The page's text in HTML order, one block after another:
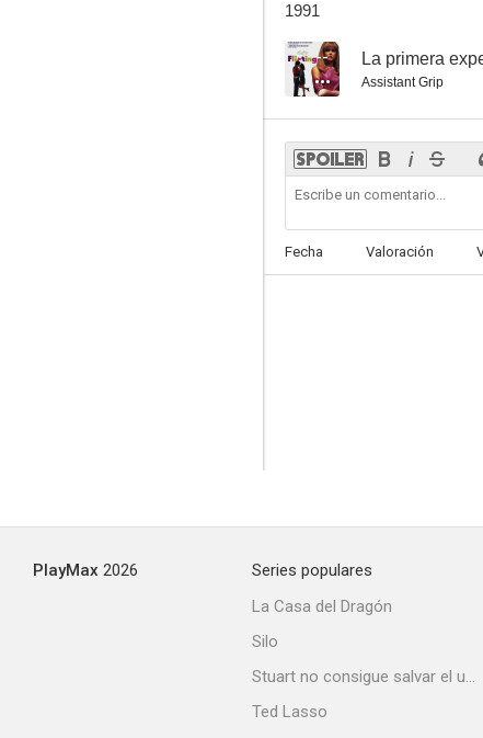
1991
-- La primera
Assistant Grip
Fecha Valoración
PlayMax 2026
Series populares
La Casa del Dragón
Silo
Stuart no consigue salvar el universo
Ted Lasso